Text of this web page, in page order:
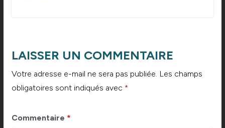
LAISSER UN COMMENTAIRE
Votre adresse e-mail ne sera pas publiée. Les champs
obligatoires sont indiqués avec *
Commentaire *